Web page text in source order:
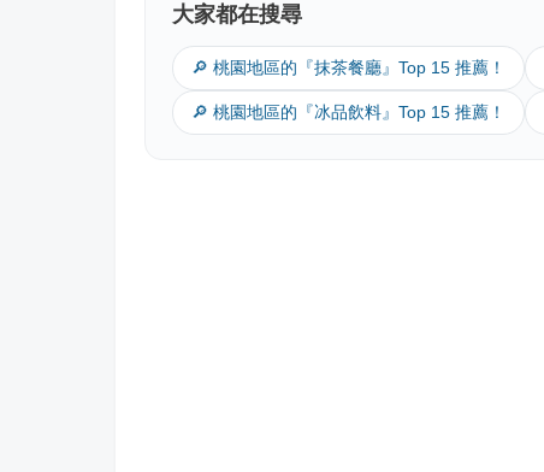
大家都在搜尋
🔎 桃園地區的『抹茶餐廳』Top 15 推薦！
🔎 桃園地區的『冰品飲料』Top 15 推薦！